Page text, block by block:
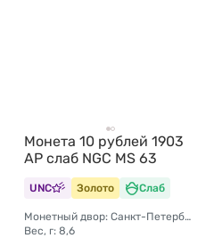
Монета 10 рублей 1903
АР слаб NGC MS 63
UNC Золото Слаб
Монетный двор: Санкт-Петербургский монетный двор
Вес, г: 8,6